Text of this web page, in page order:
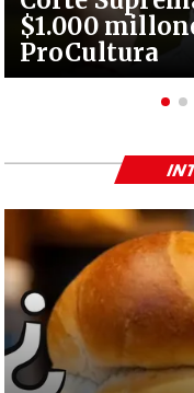
$1.000
ProCultura